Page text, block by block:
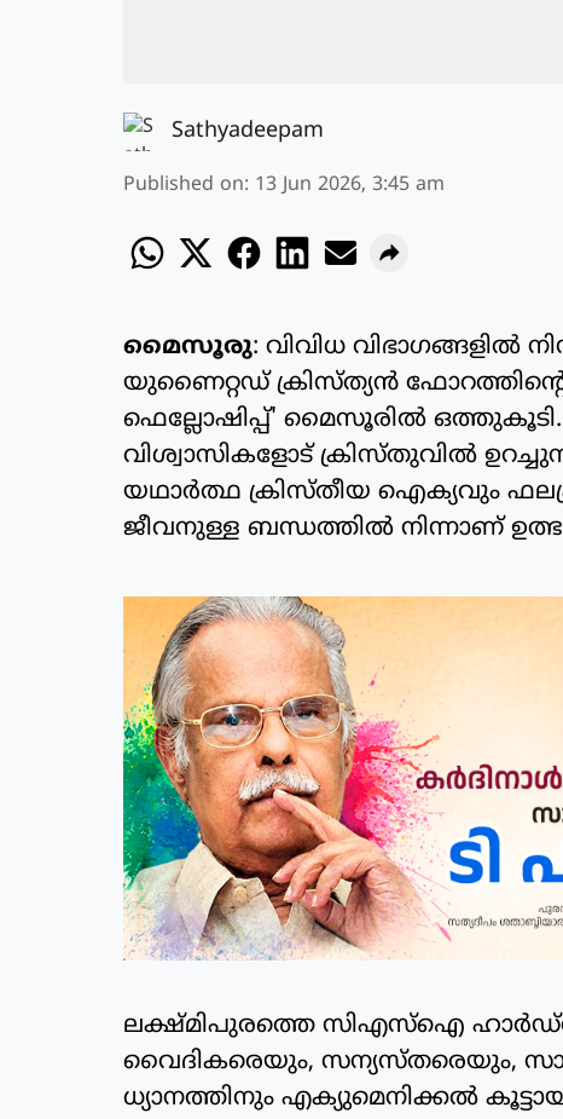
Sathyadeepam
Published on: 13 Jun 2026, 3:45 am
മൈസൂരു: വിവിധ വിഭാഗങ്ങളിൽ
യുണൈറ്റഡ് ക്രിസ്ത്യൻ ഫോറത്തിന്റെ
ഫെല്ലോഷിപ്പ്' മൈസൂരിൽ
വിശ്വാസികളോട് ക്രിസ്തുവിൽ
യഥാർത്ഥ ക്രിസ്തീയ ഐക്യവും
ജീവനുള്ള ബന്ധത്തിൽ നിന്നാണ്
ലക്ഷ്മിപുരത്തെ സിഎസ്ഐ
വൈദികരെയും, സന്യസ്തരെയും,
ധ്യാനത്തിനും എക്യുമെനിക്കൽ